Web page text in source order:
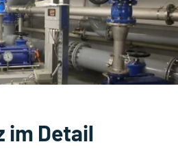
im Detail